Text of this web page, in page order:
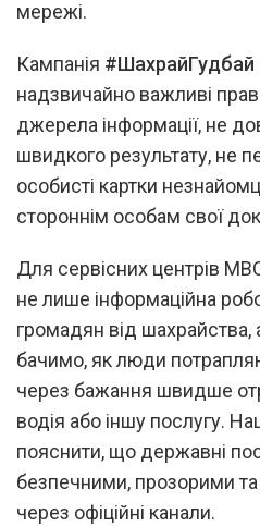
мережі.
Кампанія #ШахрайГудбай
надзвичайно важливі
джерела інформації, не
швидкого результату, не
особисті картки
стороннім особам свої
Для сервісних центрів
не лише інформаційна
громадян від
бачимо, як люди
через бажання швидше
водія або іншу послугу.
пояснити, що державні
безпечними, прозорими
через офіційні канали.